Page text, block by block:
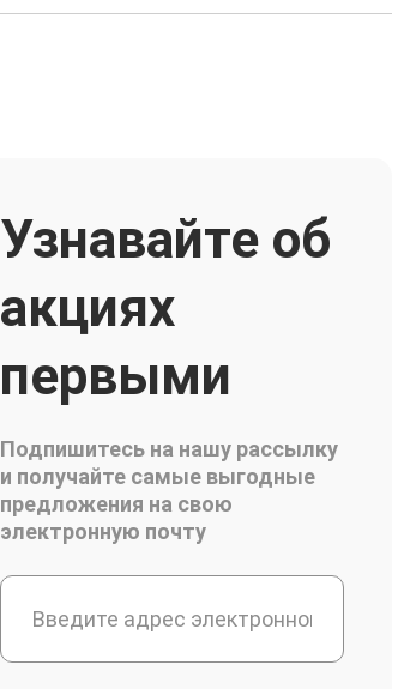
Узнавайте об
акциях
первыми
Подпишитесь на нашу рассылку
и получайте самые выгодные
предложения на свою
электронную почту